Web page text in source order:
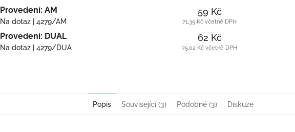
Provedení: AM
Na dotaz | 4279/AM
59 Kč
71,39 Kč včetně DPH
Provedení: DUAL
Na dotaz | 4279/DUA
62 Kč
75,02 Kč včetně DPH
Popis Související (3) Podobné (3) Diskuze